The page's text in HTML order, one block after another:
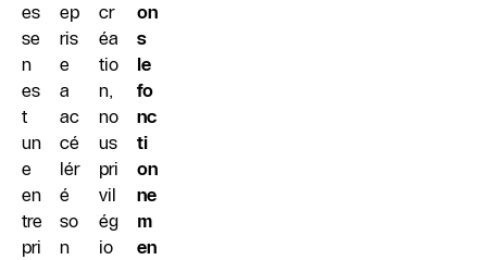
es
se
n
es
t
un
e
en
tre
pri
ep
ris
e
a
ac
cé
lér
é
so
n
cr
éa
tio
n,
no
us
pri
vil
ég
io
on
s
le
fo
nc
ti
on
ne
m
en